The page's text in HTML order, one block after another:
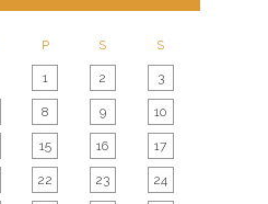
P S S
1 2 3
8 9 10
15 16 17
22 23 24